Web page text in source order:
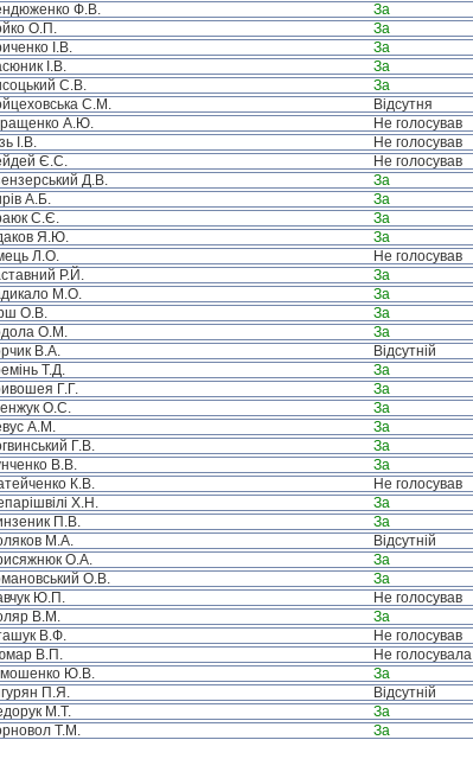
Ф.В.
За
О.П.
За
І.В.
За
І.В.
За
С.В.
За
С.М.
Відсутня
А.Ю.
Не голосував
І.В.
Не голосував
Є.С.
Не голосував
Д.В.
За
А.Б.
За
С.Є.
За
Я.Ю.
За
Л.О.
Не голосував
Р.Й.
За
М.О.
За
О.В.
За
О.М.
За
В.А.
Відсутній
Т.Д.
За
Г.Г.
За
О.С.
За
А.М.
За
Г.В.
За
В.В.
За
К.В.
Не голосував
Х.Н.
За
П.В.
За
М.А.
Відсутній
О.А.
За
О.В.
За
Ю.П.
Не голосував
В.М.
За
В.Ф.
Не голосував
В.П.
Не голосувала
Ю.В.
За
П.Я.
Відсутній
М.Т.
За
Т.М.
За